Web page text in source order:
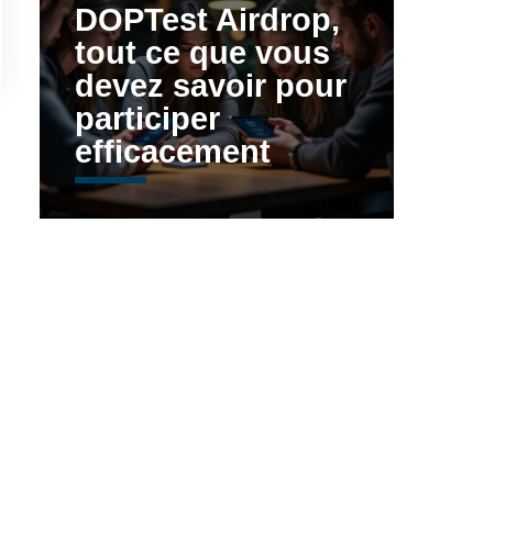
DOPTest Airdrop,
tout ce que vous
devez savoir pour
participer
efficacement